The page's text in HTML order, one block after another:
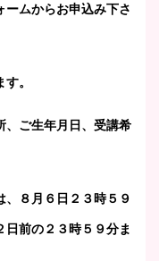
ームからお申込み下さ
。
、ご生年月日、受講希
、８月６日２３時５９
前の２３時５９分ま